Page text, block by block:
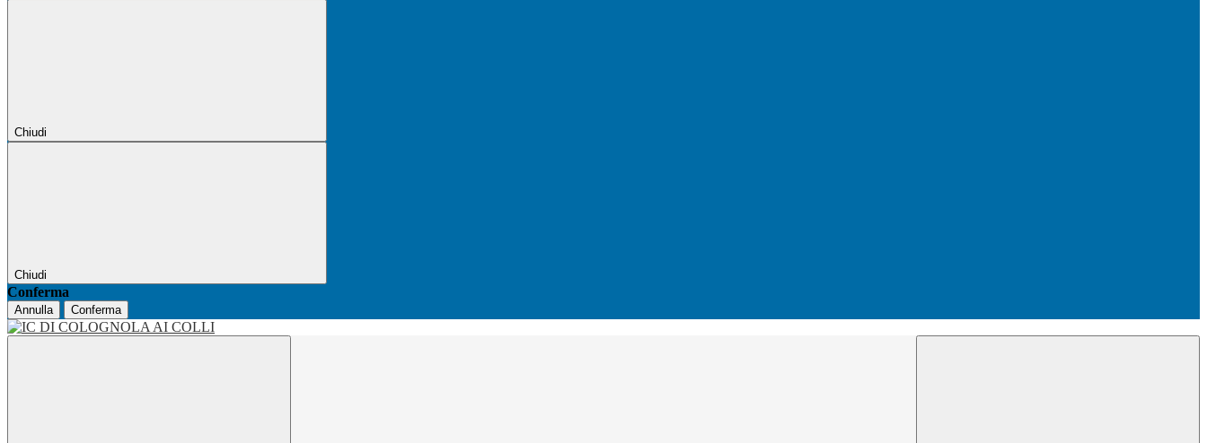
Chiudi
Chiudi
Conferma
Annulla Conferma